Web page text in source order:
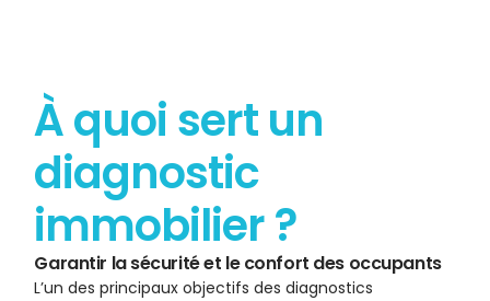
À quoi sert un
diagnostic
immobilier ?
Garantir la sécurité et le confort des occupants
L’un des principaux objectifs des diagnostics